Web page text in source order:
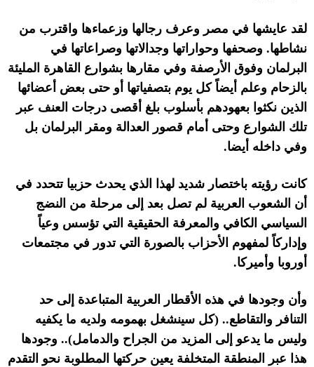
لقد عايشها في مصر وعرف رجالها وزعماءها واقترب من
نشاطها. وصحفها وحواراتها وجدالاتها وصراعاتها في
البرلمان وفوق الأرصفة وفي مقارها بشوارع القاهرة المليئة
بالزحام وعلم أيضاً كل يوم بتصفياتها أو حتى بعض أعضائها
الذين نكثوا بعهودهم بأسلوب بلغ أقصى درجات العنف عبر
تلك الشوارع وحتى أمام قصور العدالة ومقر البرلمان بل
وفي داخله أيضا.
كانت رؤيته باختصار شديد لهذا الذي يحدث حزبيا تتحدد في
أن الشعوب العربية لم تصل بعد إلى مرحلة من النضج
السياسي الكافي والمعرفة الحقيقية التي تؤسس وعياً
وإداركاً لمفهوم الأحزاب بالصورة التي تدور في مجتمعات
أوروبا وأميركا.
وأن وجودها في هذه الأقطار العربية المتباعدة إلى حد
التنافر والتقاطع.. (كل سينشغل بهمومه ولديه ما يكفيه
وليس ما يدعو إلى المزيد من الجراح والدمامل).. وجودها
هذا عبر المنطقة المتخلفة يعين حركتها المطلوبة نحو التقدم